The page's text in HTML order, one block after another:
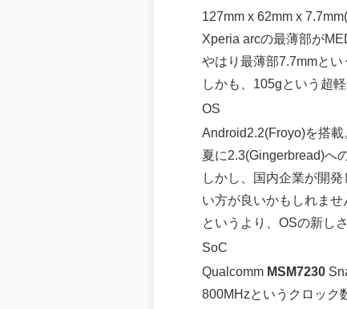
127mm x 62mm x
Xperia arcの最薄部が
やはり最薄部7.7mmと
しかも、105gという超
OS
Android2.2(Froyo)を搭載
夏に2.3(Gingerbread)へ
しかし、国内企業が開
い方が良いかもしれませ
というより、OSの新し
SoC
Qualcomm MSM7230
800MHzというクロック